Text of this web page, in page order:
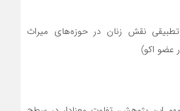
تطبیقی نقش زنان در حوزه‌های میراث
عضو اکو)